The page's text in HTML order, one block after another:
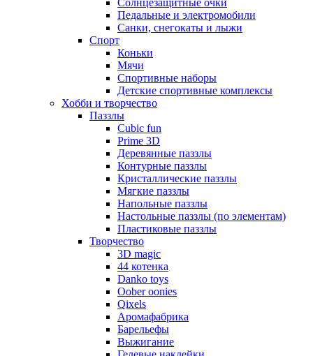
Солнцезащитные очки
Педальные и электромобили
Санки, снегокаты и лыжи
Спорт
Коньки
Мячи
Спортивные наборы
Детские спортивные комплексы
Хобби и творчество
Паззлы
Cubic fun
Prime 3D
Деревянные паззлы
Контурные паззлы
Кристаллические паззлы
Мягкие паззлы
Напольные паззлы
Настольные паззлы (по элементам)
Пластиковые паззлы
Творчество
3D magic
44 котенка
Danko toys
Oober oonies
Qixels
Аромафабрика
Барельефы
Выжигание